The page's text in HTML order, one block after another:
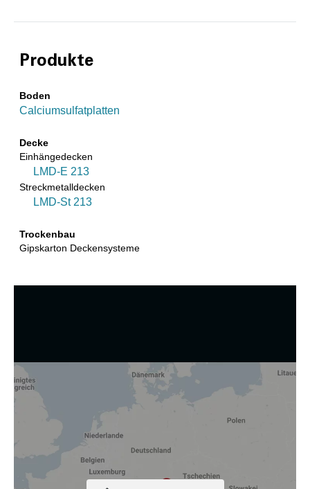
Produkte
Boden
Calciumsulfatplatten
Decke
Einhängedecken
LMD-E 213
Streckmetalldecken
LMD-St 213
Trockenbau
Gipskarton Deckensysteme
Wir nutzen Cookies und andere Technologien.
Diese Website nutzt Cookies und vergleichbare Funktionen
zur Verarbeitung von Endgeräteinformationen und
Einbindung von Inhalten, externen Diensten und Elementen
Dritter, der statistischen Analyse/Messung, der
personalisierten Werbung sowie der Einbindung sozialer
Medien. Je nach Funktion werden dabei Daten an Dritte